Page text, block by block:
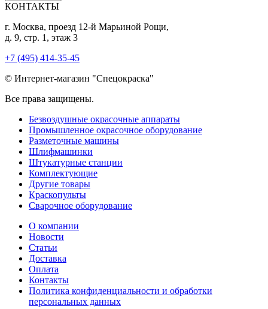
КОНТАКТЫ
г. Москва, проезд 12-й Марьиной Рощи,
д. 9, стр. 1, этаж 3
+7 (495) 414-35-45
© Интернет-магазин "Спецокраска"
Все права защищены.
Безвоздушные окрасочные аппараты
Промышленное окрасочное оборудование
Разметочные машины
Шлифмашинки
Штукатурные станции
Комплектующие
Другие товары
Краскопульты
Сварочное оборудование
О компании
Новости
Статьи
Доставка
Оплата
Контакты
Политика конфиденциальности и обработки
персональных данных